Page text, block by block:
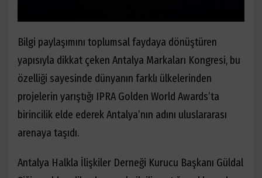
Bilgi paylaşımını toplumsal faydaya dönüştüren
yapısıyla dikkat çeken Antalya Markaları Kongresi, bu
özelliği sayesinde dünyanın farklı ülkelerinden
projelerin yarıştığı IPRA Golden World Awards’ta
birincilik elde ederek Antalya’nın adını uluslararası
arenaya taşıdı.
Antalya Halkla İlişkiler Derneği Kurucu Başkanı Güldal